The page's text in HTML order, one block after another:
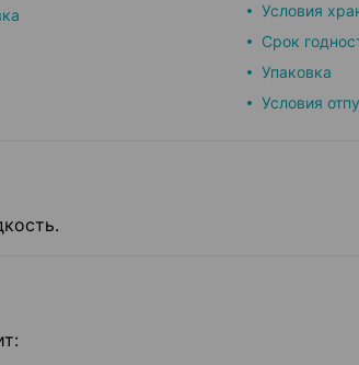
Условия
Срок
Упаковка
Условия